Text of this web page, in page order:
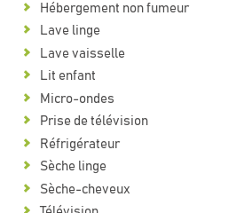
Hébergement non fumeur
Lave linge
Lave vaisselle
Lit enfant
Micro-ondes
Prise de télévision
Réfrigérateur
Sèche linge
Sèche-cheveux